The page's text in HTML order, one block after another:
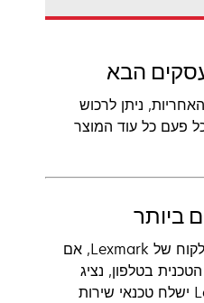
הבא
ניתן לרכוש
פעם כל עוד המוצר
ביותר
עם כיסוי השירות באתר הלקוח של Lexmark, אם
בטלפון, נציג
תמיכה טכנית של Lexmark ישלח טכנאי שירות